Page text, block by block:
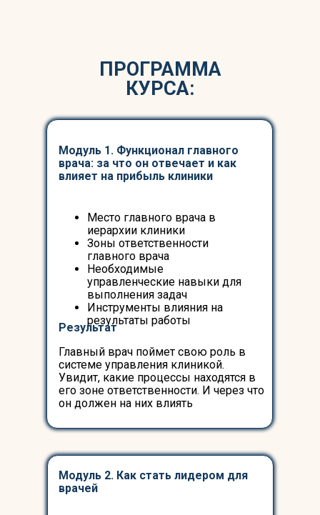
ПРОГРАММА
КУРСА:
Модуль 1. Функционал главного
врача: за что он отвечает и как
влияет на прибыль клиники
Место главного врача в
иерархии клиники
Зоны ответственности
главного врача
Необходимые
управленческие навыки для
выполнения задач
Инструменты влияния на
результаты работы
Результат
Главный врач поймет свою роль в
системе управления клиникой.
Увидит, какие процессы находятся в
его зоне ответственности. И через что
он должен на них влиять
Модуль 2. Как стать лидером для
врачей